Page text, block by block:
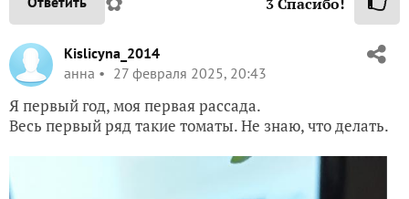
Kislicyna_2014
анна
27 февраля 2025, 20:43
Я первый год, моя первая рассада.
Весь первый ряд такие томаты. Не знаю, что делать.